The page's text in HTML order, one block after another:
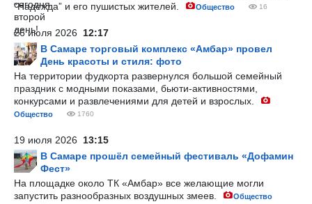
“Надежда” и его пушистых жителей.
Общество 16
26 июля 2026 12:17
В Самаре торговый комплекс «Амбар» провел
День красоты и стиля: фото
На территории фудкорта развернулся большой семейный
праздник с модными показами, бьюти-активностями,
конкурсами и развлечениями для детей и взрослых.
Общество 1760
19 июля 2026 13:15
В Самаре прошёл семейный фестиваль «Дофамин
Фест»
На площадке около ТК «Амбар» все желающие могли
запустить разнообразных воздушных змеев.
Общество